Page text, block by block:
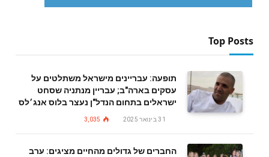
Top Posts
תופעה: עבריינים מישראל משתלטים על
עסקים בארה"ב; עבריין מנתניה שסחט
ישראלים בתחום הנדל"ן נעצר בלוס אנג׳לס
31 בינואר 2025 3,035
החברים של גדולים מהחיים מציגים: ערב